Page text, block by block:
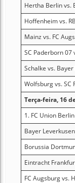
Hertha Berlin vs.
Hoffenheim vs.
Mainz vs. FC
SC Paderborn
Schalke vs.
Wolfsburg vs. SC
Terça-feira, 16
1. FC Union
Bayer
Borussia
Eintracht
FC Augsburg vs.